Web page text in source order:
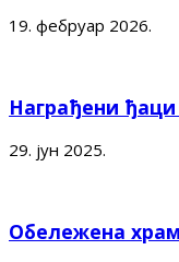
19. фебруар 2026.
Награђени
29. јун 2025.
Обележена